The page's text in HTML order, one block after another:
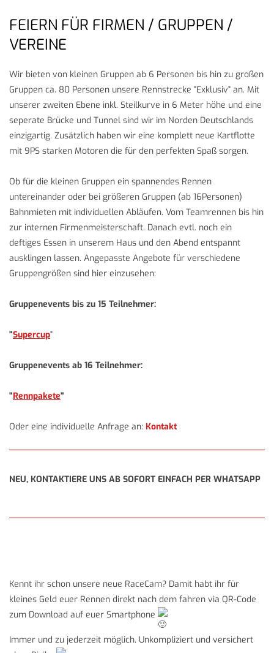
FEIERN FÜR FIRMEN / GRUPPEN /
VEREINE
Wir bieten von kleinen Gruppen ab 6 Personen bis hin zu großen
Gruppen ca. 80 Personen unsere Rennstrecke "Exklusiv" an. Mit
unserer zweiten Ebene inkl. Steilkurve in 6 Meter höhe und eine
seperate Brücke und Tunnel sind wir im Norden Deutschlands
einzigartig. Zusätzlich haben wir eine komplett neue Kartflotte
mit 9PS starken Motoren die für den perfekten Spaß sorgen.
Ob für die kleinen Gruppen ein spannendes Rennen
untereinander oder bei größeren Gruppen (ab 16Personen)
Bahnmieten mit individuellen Abläufen. Vom Teamrennen bis hin
zur internen Firmenmeisterschaft. Danach evtl. noch ein
deftiges Essen in unserem Haus und den Abend entspannt
ausklingen lassen. Angepasste Angebote für verschiedene
Gruppengrößen sind hier einzusehen:
Gruppenevents bis zu 15 Teilnehmer:
"Supercup"
Gruppenevents ab 16 Teilnehmer:
"Rennpakete"
Oder eine individuelle Anfrage an: Kontakt
NEU, KONTAKTIERE UNS AB SOFORT EINFACH PER WHATSAPP
Kennt ihr schon unsere neue RaceCam? Damit habt ihr für
kleines Geld euer Rennen direkt nach dem fahren via QR-Code
zum Download auf euer Smartphone
Immer und zu jederzeit möglich. Unkompliziert und versichert